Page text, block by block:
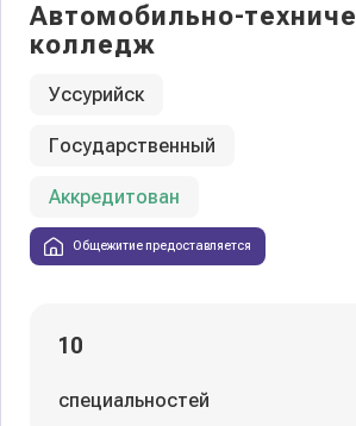
Автомобильно-
колледж
Уссурийск
Государственный
Аккредитован
Общежитие предоставляется
10
специальностей